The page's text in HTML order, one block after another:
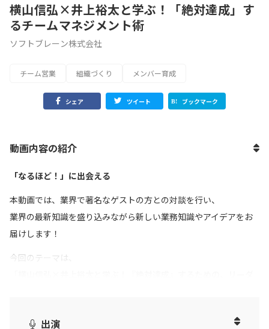
横山信弘×井上裕太と学ぶ！「絶対達成」す
るチームマネジメント術
ソフトブレーン株式会社
チーム営業 組織づくり メンバー育成
シェア ツイート ブックマーク
動画内容の紹介
「なるほど！」に出会える
本動画では、業界で著名なゲストの方との対談を行い、
業界の最新知識を盛り込みながら新しい業務知識やアイデアをお
届けします！
今回のテーマは、
「チームとして頑張っているのに、なぜか成果が出ない…」
出演